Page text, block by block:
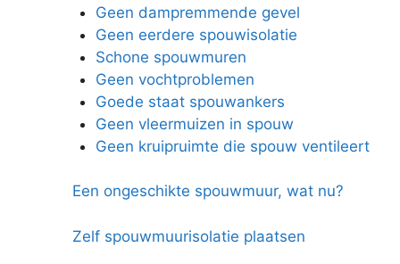
Geen dampremmende gevel
Geen eerdere spouwisolatie
Schone spouwmuren
Geen vochtproblemen
Goede staat spouwankers
Geen vleermuizen in spouw
Geen kruipruimte die spouw ventileert
Een ongeschikte spouwmuur, wat nu?
Zelf spouwmuurisolatie plaatsen